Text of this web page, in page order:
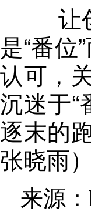
让创
是“番位
认可，
沉迷于“
逐末的
张晓雨）
来源：